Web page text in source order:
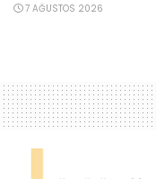
7 AĞUSTOS 2026